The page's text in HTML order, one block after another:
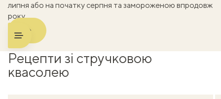
липня або на початку серпня та замороженою впродовж
року.
Рецепти зі стручковою
квасолею